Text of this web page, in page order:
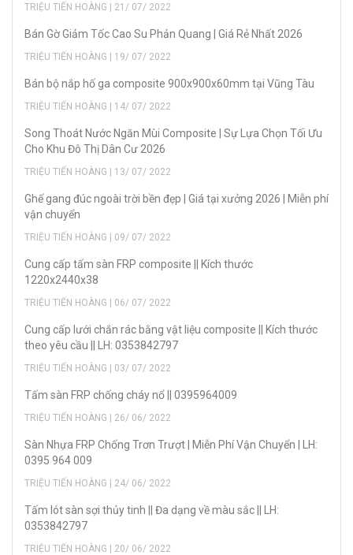
TRIỆU TIẾN HOÀNG | 21/ 07/ 2022
Bán Gờ Giảm Tốc Cao Su Phản Quang | Giá Rẻ Nhất 2026
TRIỆU TIẾN HOÀNG | 19/ 07/ 2022
Bán bộ nắp hố ga composite 900x900x60mm tại Vũng Tàu
TRIỆU TIẾN HOÀNG | 14/ 07/ 2022
Song Thoát Nước Ngăn Mùi Composite | Sự Lựa Chọn Tối Ưu
Cho Khu Đô Thị Dân Cư 2026
TRIỆU TIẾN HOÀNG | 13/ 07/ 2022
Ghế gang đúc ngoài trời bền đẹp | Giá tại xưởng 2026 | Miễn phí
vận chuyển
TRIỆU TIẾN HOÀNG | 09/ 07/ 2022
Cung cấp tấm sàn FRP composite || Kích thước
1220x2440x38
TRIỆU TIẾN HOÀNG | 06/ 07/ 2022
Cung cấp lưới chắn rác bằng vật liệu composite || Kích thước
theo yêu cầu || LH: 0353842797
TRIỆU TIẾN HOÀNG | 03/ 07/ 2022
Tấm sàn FRP chống cháy nổ || 0395964009
TRIỆU TIẾN HOÀNG | 26/ 06/ 2022
Sàn Nhựa FRP Chống Trơn Trượt | Miễn Phí Vận Chuyển | LH:
0395 964 009
TRIỆU TIẾN HOÀNG | 24/ 06/ 2022
Tấm lót sàn sợi thủy tinh || Đa dạng về màu sắc || LH:
0353842797
TRIỆU TIẾN HOÀNG | 20/ 06/ 2022